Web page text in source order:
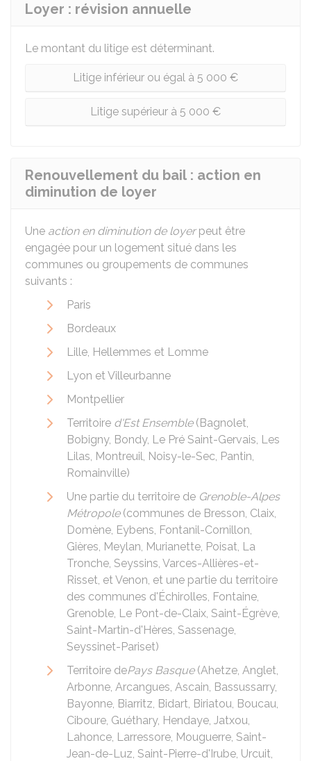
Loyer : révision annuelle
Le montant du litige est déterminant.
Litige inférieur ou égal à 5 000 €
Litige supérieur à 5 000 €
Renouvellement du bail : action en
diminution de loyer
Une action en diminution de loyerpeut être
engagée pour un logement situé dans les
communes ou groupements de communes
suivants :
Paris
Bordeaux
Lille, Hellemmes et Lomme
Lyon et Villeurbanne
Montpellier
Territoire d'Est Ensemble(Bagnolet,
Bobigny, Bondy, Le Pré Saint-Gervais, Les
Lilas, Montreuil, Noisy-le-Sec, Pantin,
Romainville)
Une partie du territoire de Grenoble-Alpes
Métropole(communes de Bresson, Claix,
Domène, Eybens, Fontanil-Cornillon,
Gières, Meylan, Murianette, Poisat, La
Tronche, Seyssins, Varces-Allières-et-
Risset, et Venon, et une partie du territoire
des communes d'Échirolles, Fontaine,
Grenoble, Le Pont-de-Claix, Saint-Égrève,
Saint-Martin-d'Hères, Sassenage,
Seyssinet-Pariset)
Territoire dePays Basque(Ahetze, Anglet,
Arbonne, Arcangues, Ascain, Bassussarry,
Bayonne, Biarritz, Bidart, Biriatou, Boucau,
Ciboure, Guéthary, Hendaye, Jatxou,
Lahonce, Larressore, Mouguerre, Saint-
Jean-de-Luz, Saint-Pierre-d'Irube, Urcuit,